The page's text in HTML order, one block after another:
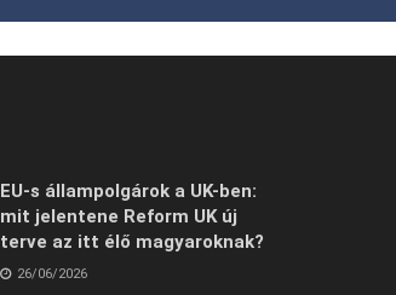
EU-s állampolgárok a UK-ben:
mit jelentene Reform UK új
terve az itt élő magyaroknak?
26/06/2026